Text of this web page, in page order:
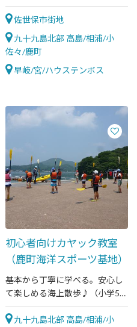
佐世保市街地
九十九島北部 高島/相浦/小
佐々/鹿町
早岐/宮/ハウステンボス
初心者向けカヤック教室
（鹿町海洋スポーツ基地）
基本から丁寧に学べる。安心し
て楽しめる海上散歩♪（小学5年
生以上対象）
九十九島北部 高島/相浦/小